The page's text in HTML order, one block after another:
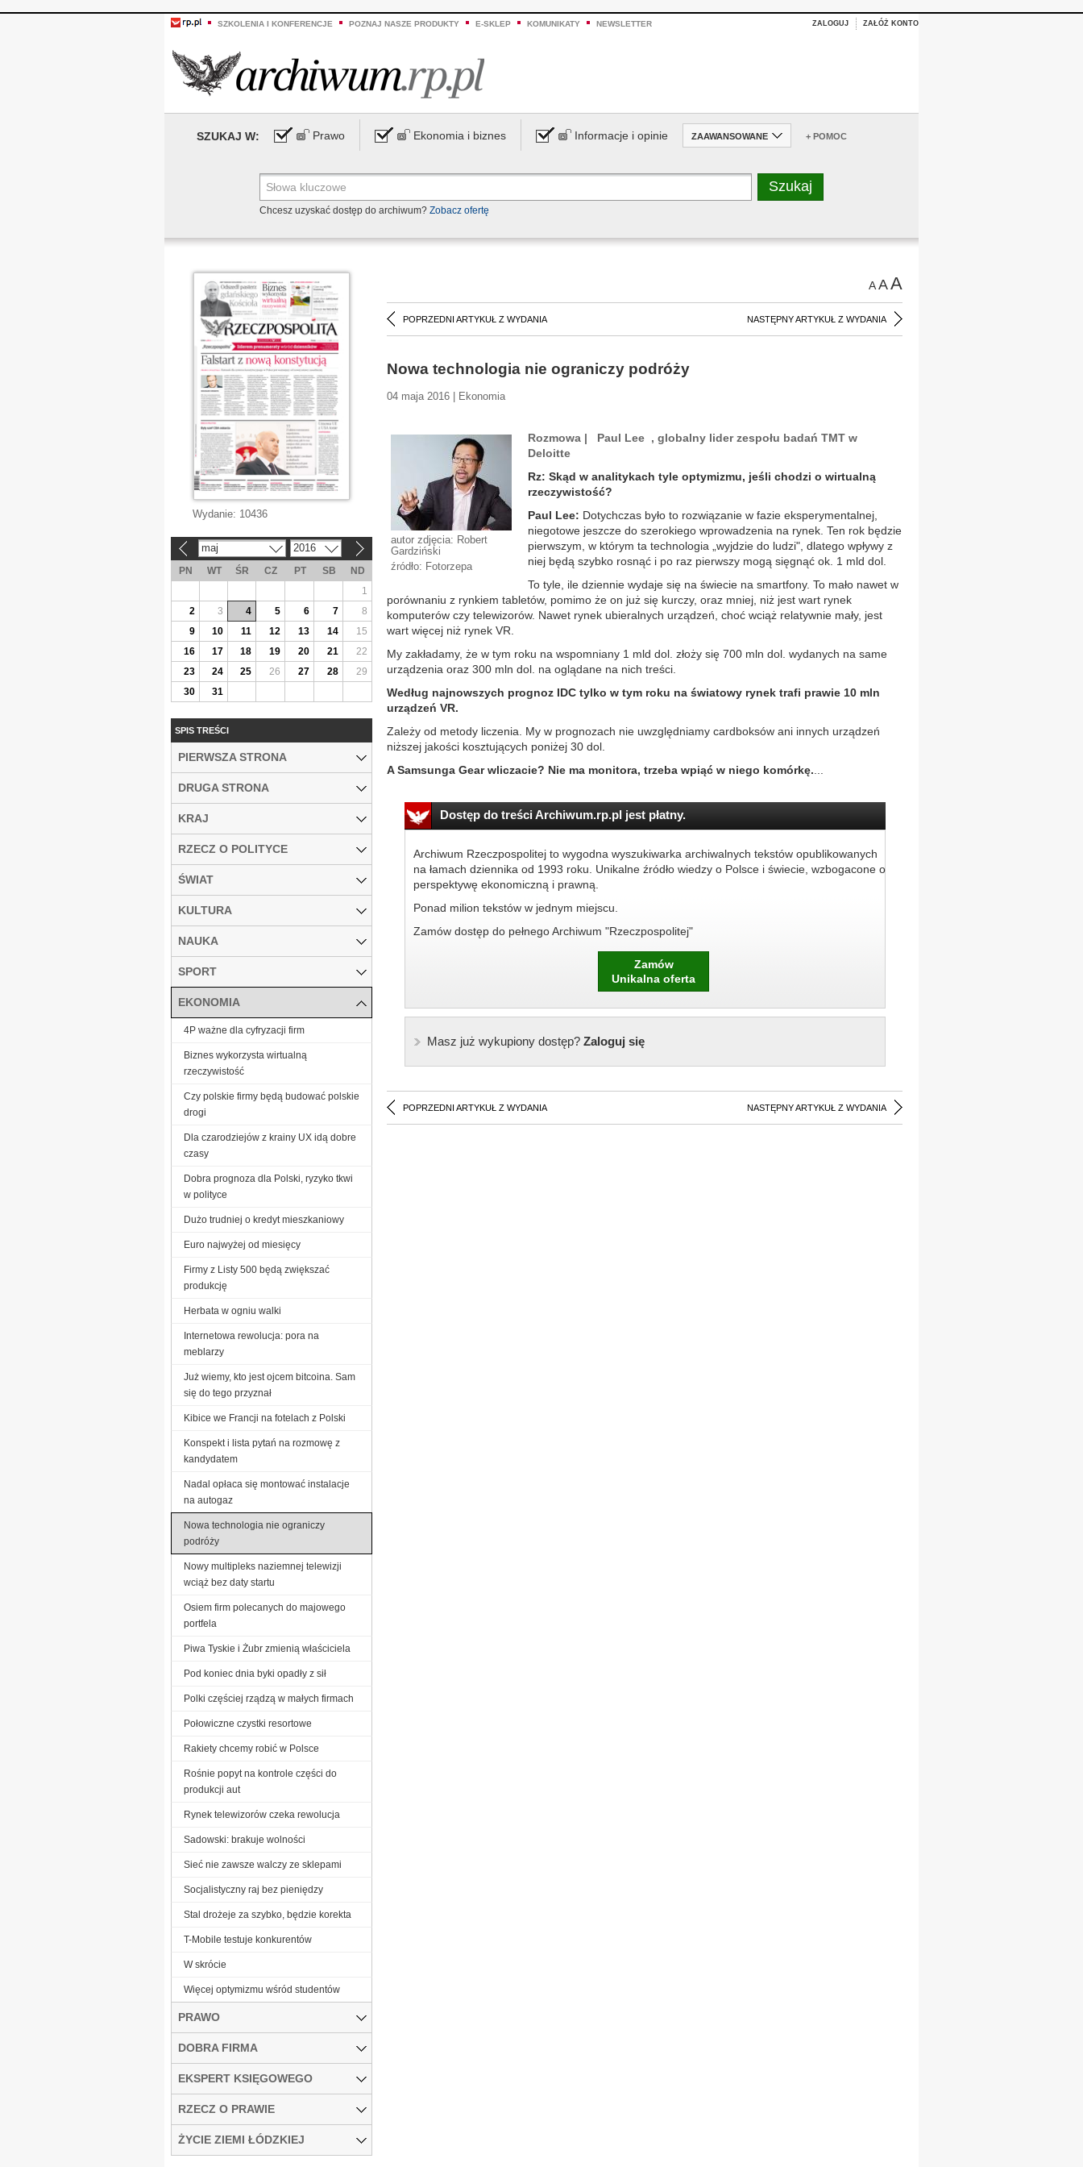
SZKOLENIA I KONFERENCJE POZNAJ NASZE PRODUKTY E-SKLEP KOMUNIKATY NEWSLETTER ZALOGUJ ZAŁÓŻ KONTO
SZUKAJ W: Prawo Ekonomia i biznes Informacje i opinie ZAAWANSOWANE + POMOC
Chcesz uzyskać dostęp do archiwum? Zobacz ofertę
AAA
POPRZEDNI ARTYKUŁ Z WYDANIA NASTĘPNY ARTYKUŁ Z WYDANIA
Nowa technologia nie ograniczy podróży
04 maja 2016 | Ekonomia
autor zdjęcia: Robert
Gardziński
źródło: Fotorzepa
Rozmowa | Paul Lee , globalny lider zespołu badań TMT w
Deloitte
Rz: Skąd w analitykach tyle optymizmu, jeśli chodzi o wirtualną
rzeczywistość?
Paul Lee: Dotychczas było to rozwiązanie w fazie eksperymentalnej,
niegotowe jeszcze do szerokiego wprowadzenia na rynek. Ten rok będzie
pierwszym, w którym ta technologia „wyjdzie do ludzi", dlatego wpływy z
niej będą szybko rosnąć i po raz pierwszy mogą sięgnąć ok. 1 mld dol.
To tyle, ile dziennie wydaje się na świecie na smartfony. To mało nawet w
porównaniu z rynkiem tabletów, pomimo że on już się kurczy, oraz mniej, niż jest wart rynek
komputerów czy telewizorów. Nawet rynek ubieralnych urządzeń, choć wciąż relatywnie mały, jest
wart więcej niż rynek VR.
My zakładamy, że w tym roku na wspomniany 1 mld dol. złoży się 700 mln dol. wydanych na same
urządzenia oraz 300 mln dol. na oglądane na nich treści.
Według najnowszych prognoz IDC tylko w tym roku na światowy rynek trafi prawie 10 mln
urządzeń VR.
Zależy od metody liczenia. My w prognozach nie uwzględniamy cardboksów ani innych urządzeń
niższej jakości kosztujących poniżej 30 dol.
A Samsunga Gear wliczacie? Nie ma monitora, trzeba wpiąć w niego komórkę.
Dostęp do treści Archiwum.rp.pl jest płatny.
Archiwum Rzeczpospolitej to wygodna wyszukiwarka archiwalnych tekstów opublikowanych
na łamach dziennika od 1993 roku. Unikalne źródło wiedzy o Polsce i świecie, wzbogacone o
perspektywę ekonomiczną i prawną.
Ponad milion tekstów w jednym miejscu.
Zamów dostęp do pełnego Archiwum "Rzeczpospolitej"
Zamów
Unikalna oferta
Masz już wykupiony dostęp?Zaloguj się
POPRZEDNI ARTYKUŁ Z WYDANIA NASTĘPNY ARTYKUŁ Z WYDANIA
Wydanie: 10436
maj 2016
PN WT ŚR CZ PT SB
ND
1
2
3 4 5 6 7
8
9
10 11 12 13 14
15
16
17 18 19 20 21
22
23
24 25 26 27 28
29
30
31
SPIS TREŚCI
PIERWSZA STRONA
DRUGA STRONA
KRAJ
RZECZ O POLITYCE
ŚWIAT
KULTURA
NAUKA
SPORT
EKONOMIA
4P ważne dla cyfryzacji firm
Biznes wykorzysta wirtualną
rzeczywistość
Czy polskie firmy będą budować polskie
drogi
Dla czarodziejów z krainy UX idą dobre
czasy
Dobra prognoza dla Polski, ryzyko tkwi
w polityce
Dużo trudniej o kredyt mieszkaniowy
Euro najwyżej od miesięcy
Firmy z Listy 500 będą zwiększać
produkcję
Herbata w ogniu walki
Internetowa rewolucja: pora na
meblarzy
Już wiemy, kto jest ojcem bitcoina. Sam
się do tego przyznał
Kibice we Francji na fotelach z Polski
Konspekt i lista pytań na rozmowę z
kandydatem
Nadal opłaca się montować instalacje
na autogaz
Nowa technologia nie ograniczy
podróży
Nowy multipleks naziemnej telewizji
wciąż bez daty startu
Osiem firm polecanych do majowego
portfela
Piwa Tyskie i Żubr zmienią właściciela
Pod koniec dnia byki opadły z sił
Polki częściej rządzą w małych firmach
Połowiczne czystki resortowe
Rakiety chcemy robić w Polsce
Rośnie popyt na kontrole części do
produkcji aut
Rynek telewizorów czeka rewolucja
Sadowski: brakuje wolności
Sieć nie zawsze walczy ze sklepami
Socjalistyczny raj bez pieniędzy
Stal drożeje za szybko, będzie korekta
T-Mobile testuje konkurentów
W skrócie
Więcej optymizmu wśród studentów
PRAWO
DOBRA FIRMA
EKSPERT KSIĘGOWEGO
RZECZ O PRAWIE
ŻYCIE ZIEMI ŁÓDZKIEJ